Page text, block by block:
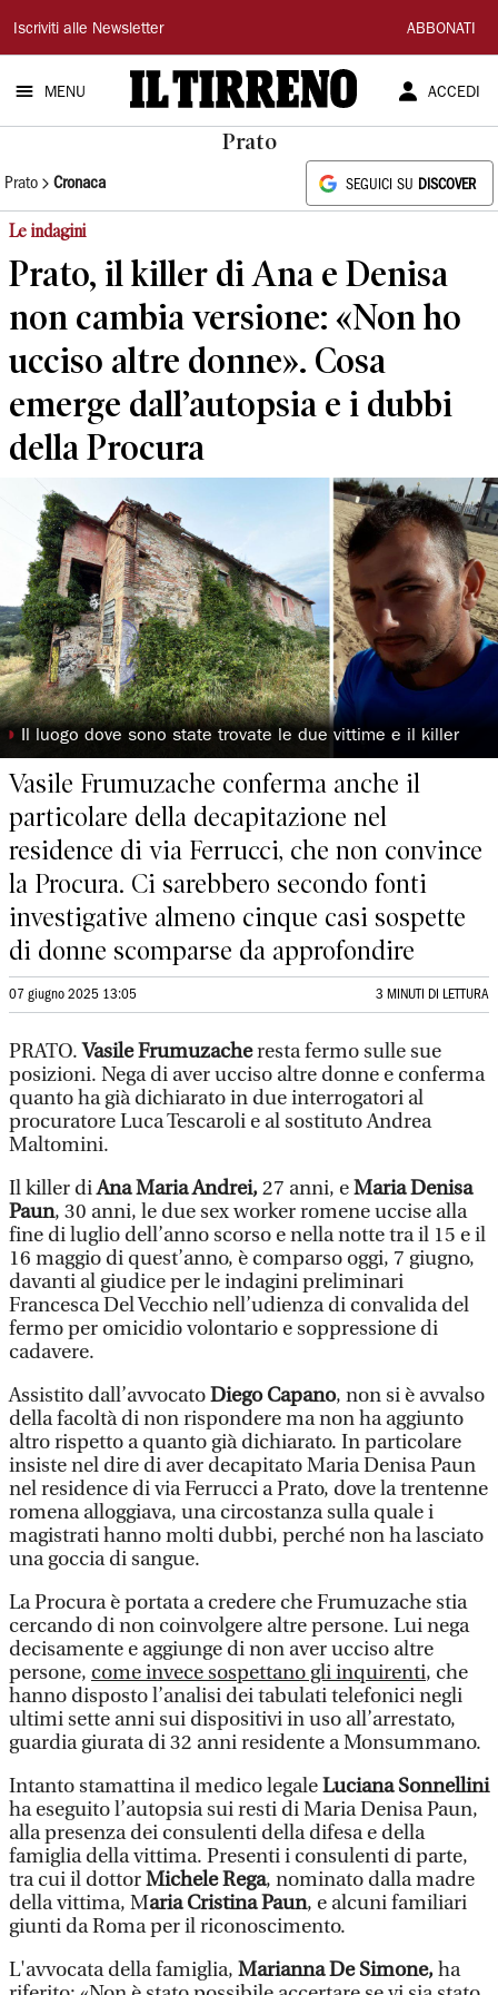
Il
Tirreno
Iscriviti alle Newsletter ABBONATI
MENU ACCEDI
Prato
Prato Cronaca SEGUICI SU DISCOVER
Le indagini
Prato, il killer di Ana e Denisa
non cambia versione: «Non ho
ucciso altre donne». Cosa
emerge dall’autopsia e i dubbi
della Procura
◗ Il luogo dove sono state trovate le due vittime e il killer
Vasile Frumuzache conferma anche il
particolare della decapitazione nel
residence di via Ferrucci, che non convince
la Procura. Ci sarebbero secondo fonti
investigative almeno cinque casi sospette
di donne scomparse da approfondire
07 giugno 2025 13:05 3 MINUTI DI LETTURA
PRATO.Vasile Frumuzacheresta fermo sulle sue
posizioni. Nega di aver ucciso altre donne e conferma
quanto ha già dichiarato in due interrogatori al
procuratore Luca Tescaroli e al sostituto Andrea
Maltomini.
Il killer diAna Maria Andrei,27 anni, eMaria Denisa
Paun, 30 anni, le due sex worker romene uccise alla
fine di luglio dell’anno scorso e nella notte tra il 15 e il
16 maggio di quest’anno, è comparso oggi, 7 giugno,
davanti al giudice per le indagini preliminari
Francesca Del Vecchio nell’udienza di convalida del
fermo per omicidio volontario e soppressione di
cadavere.
Assistito dall’avvocatoDiego Capano, non si è avvalso
della facoltà di non rispondere ma non ha aggiunto
altro rispetto a quanto già dichiarato. In particolare
insiste nel dire di aver decapitato Maria Denisa Paun
nel residence di via Ferrucci a Prato, dove la trentenne
romena alloggiava, una circostanza sulla quale i
magistrati hanno molti dubbi, perché non ha lasciato
una goccia di sangue.
La Procura è portata a credere che Frumuzache stia
cercando di non coinvolgere altre persone. Lui nega
decisamente e aggiunge di non aver ucciso altre
persone, come invece sospettano gli inquirenti, che
hanno disposto l’analisi dei tabulati telefonici negli
ultimi sette anni sui dispositivi in uso all’arrestato,
guardia giurata di 32 anni residente a Monsummano.
Intanto stamattina il medico legaleLuciana Sonnellini
ha eseguito l’autopsia sui resti di Maria Denisa Paun,
alla presenza dei consulenti della difesa e della
famiglia della vittima. Presenti i consulenti di parte,
tra cui il dottorMichele Rega, nominato dalla madre
della vittima, Maria Cristina Paun, e alcuni familiari
giunti da Roma per il riconoscimento.
L'avvocata della famiglia, Marianna De Simone,ha